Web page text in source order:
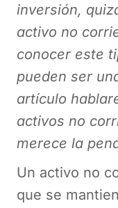
inversión,
activo no
conocer este
pueden ser
artículo
activos no
merece la
Un activo no
que se